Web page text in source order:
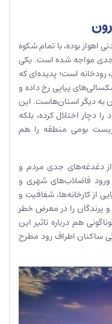
اهواز بوده، با تمام شکوه
جدی مواجه شده است. یکی
است؛ پدیده‌ای که
پیاپی رخ داده و
به دیگر استان‌هاست. این
دچار اختلال کرده، بلکه
بومی منطقه را هم
از دغدغه‌های جدی مردم و
فاضلاب‌های شهری و
از کارخانه‌ها، شفافیت و
پرندگان را در معرض خطر
هم درباره تاثیر این
ساکنان اطراف رود مطرح